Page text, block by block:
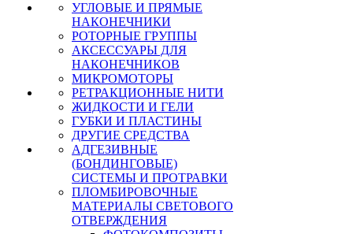
УГЛОВЫЕ И ПРЯМЫЕ
НАКОНЕЧНИКИ
РОТОРНЫЕ ГРУППЫ
АКСЕССУАРЫ ДЛЯ
НАКОНЕЧНИКОВ
МИКРОМОТОРЫ
РЕТРАКЦИОННЫЕ НИТИ
ЖИДКОСТИ И ГЕЛИ
ГУБКИ И ПЛАСТИНЫ
ДРУГИЕ СРЕДСТВА
АДГЕЗИВНЫЕ
(БОНДИНГОВЫЕ)
СИСТЕМЫ И ПРОТРАВКИ
ПЛОМБИРОВОЧНЫЕ
МАТЕРИАЛЫ СВЕТОВОГО
ОТВЕРЖДЕНИЯ